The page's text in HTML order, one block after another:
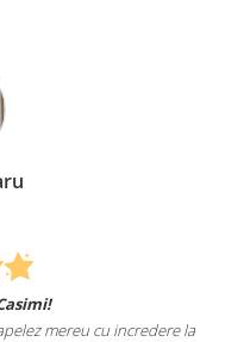
mereu cu incredere la